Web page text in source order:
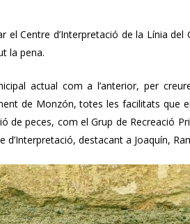
Centre d’Interpretació de la Línia
la pena.
actual com a l’anterior, per
de Monzón, totes les facilitats
peces, com el Grup de Recreació
destacant a Joaquín,